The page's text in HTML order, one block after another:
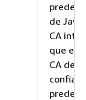
de Java
CA
que
CA de